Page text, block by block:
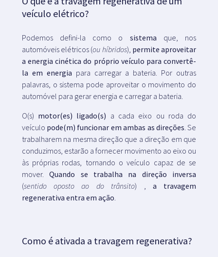
veículo elétrico?
Podemos defini-la como o sistema que, nos
automóveis elétricos (ou híbridos), permite aproveitar
a energia cinética do próprio veículo para convertê-
la em energia para carregar a bateria. Por outras
palavras, o sistema pode aproveitar o movimento do
automóvel para gerar energia e carregar a bateria.
O(s) motor(es) ligado(s) a cada eixo ou roda do
veículo pode(m) funcionar em ambas as direções. Se
trabalharem na mesma direção que a direção em que
conduzimos, estarão a fornecer movimento ao eixo ou
às próprias rodas, tornando o veículo capaz de se
mover.Quando se trabalha na
direção inversa
(sentido oposto ao do trânsito) , a travagem
regenerativa entra em ação.
Como é ativada a travagem regenerativa?